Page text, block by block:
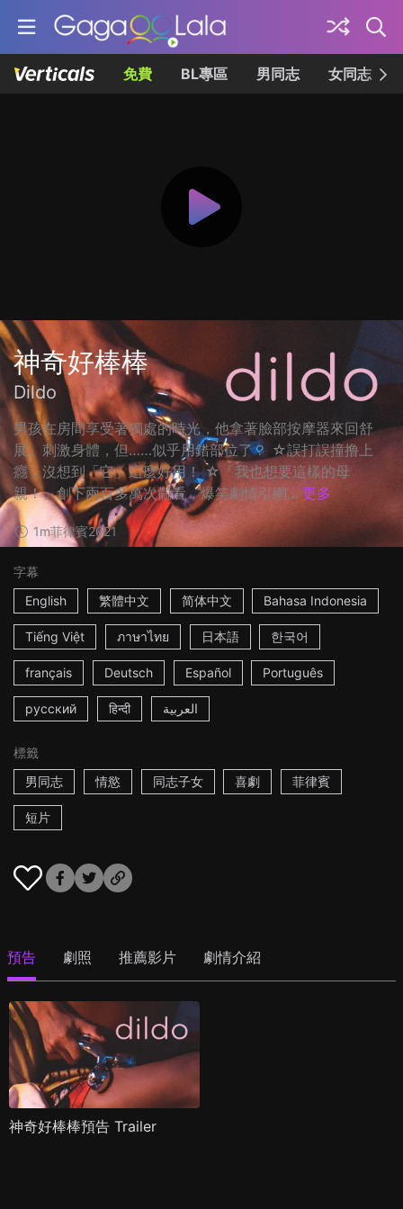
免費 BL專區 男同志 女同志
神奇好棒棒
Dildo
男孩在房間享受著獨處的時光，他拿著臉部按摩器來回舒
展、刺激身體，但……似乎用錯部位了？ ☆誤打誤撞撸上
癮，沒想到「它」這麼好用！ ☆「我也想要這樣的母
親！」創下兩百多萬次觀看，爆笑劇情引網... 更多
1m菲律賓2021
字幕
English
繁體中文 简体中文 Bahasa Indonesia
Tiếng Việt ภาษาไทย 日本語 한국어
français Deutsch Español Português
русский हिन्दी العربية
標籤
男同志
情慾 同志子女 喜劇 菲律賓
短片
預告 劇照 推薦影片 劇情介紹
神奇好棒棒預告 Trailer